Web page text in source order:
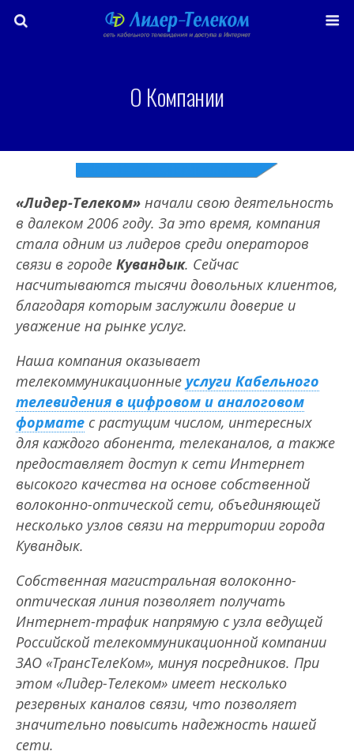
О Компании
«Лидер-Телеком» начали свою деятельность
в далеком 2006 году. За это время, компания
стала одним из лидеров среди операторов
связи в городе Кувандык. Сейчас
насчитываются тысячи довольных клиентов,
благодаря которым заслужили доверие и
уважение на рынке услуг.
Наша компания оказывает
телекоммуникационные услуги Кабельного
телевидения в цифровом и аналоговом
формате с растущим числом, интересных
для каждого абонента, телеканалов, а также
предоставляет доступ к сети Интернет
высокого качества на основе собственной
волоконно-оптической сети, объединяющей
несколько узлов связи на территории города
Кувандык.
Собственная магистральная волоконно-
оптическая линия позволяет получать
Интернет-трафик напрямую с узла ведущей
Российской телекоммуникационной компании
ЗАО «ТрансТелеКом», минуя посредников. При
этом «Лидер-Телеком» имеет несколько
резервных каналов связи, что позволяет
значительно повысить надежность нашей
сети.